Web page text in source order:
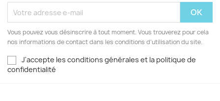
Vous pouvez vous désinscrire à tout moment. Vous trouverez pour cela
nos informations de contact dans les conditions d'utilisation du site.
J'accepte les conditions générales et la politique de
confidentialité